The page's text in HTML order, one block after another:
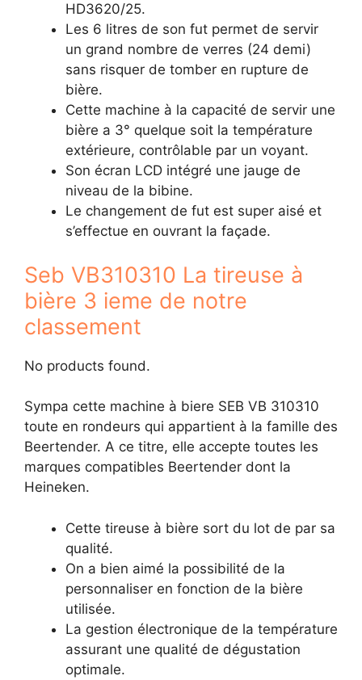
HD3620/25.
Les 6 litres de son fut permet de servir
un grand nombre de verres (24 demi)
sans risquer de tomber en rupture de
bière.
Cette machine à la capacité de servir une
bière a 3° quelque soit la température
extérieure, contrôlable par un voyant.
Son écran LCD intégré une jauge de
niveau de la bibine.
Le changement de fut est super aisé et
s’effectue en ouvrant la façade.
Seb VB310310 La tireuse à
bière 3 ieme de notre
classement
No products found.
Sympa cette machine à biere SEB VB 310310
toute en rondeurs qui appartient à la famille des
Beertender. A ce titre, elle accepte toutes les
marques compatibles Beertender dont la
Heineken.
Cette tireuse à bière sort du lot de par sa
qualité.
On a bien aimé la possibilité de la
personnaliser en fonction de la bière
utilisée.
La gestion électronique de la température
assurant une qualité de dégustation
optimale.